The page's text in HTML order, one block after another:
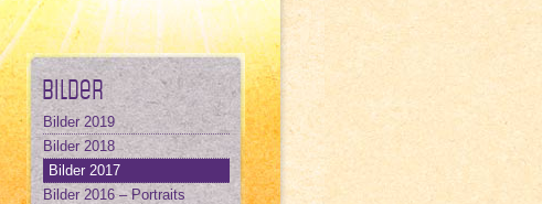
Bilder
Bilder 2019
Bilder 2018
Bilder 2017
Bilder 2016 – Portraits